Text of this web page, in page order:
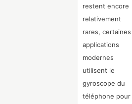
restent encore
relativement
rares, certaines
applications
modernes
utilisent le
gyroscope du
téléphone pour